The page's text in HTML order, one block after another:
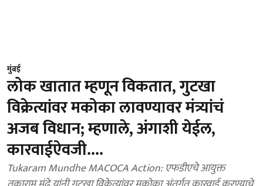
मुंबई
लोक खातात म्हणून विकतात, गुटखा
विक्रेत्यांवर मकोका लावण्यावर मंत्र्यांचं
अजब विधान; म्हणाले, अंगाशी येईल,
कारवाईऐवजी....
Tukaram Mundhe MACOCA Action: एफडीएचे आयुक्त